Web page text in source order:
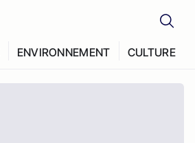
ENVIRONNEMENT CULTURE